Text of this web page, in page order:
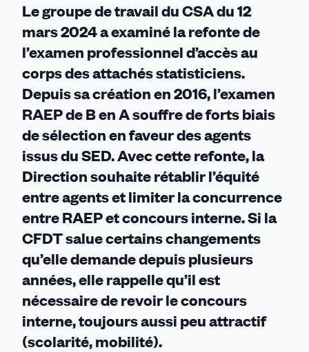
Le groupe de travail du CSA du 12
mars 2024 a examiné la refonte de
l’examen professionnel d’accès au
corps des attachés statisticiens.
Depuis sa création en 2016, l’examen
RAEP de B en A souffre de forts biais
de sélection en faveur des agents
issus du SED. Avec cette refonte, la
Direction souhaite rétablir l’équité
entre agents et limiter la concurrence
entre RAEP et concours interne. Si la
CFDT salue certains changements
qu’elle demande depuis plusieurs
années, elle rappelle qu’il est
nécessaire de revoir le concours
interne, toujours aussi peu attractif
(scolarité, mobilité).